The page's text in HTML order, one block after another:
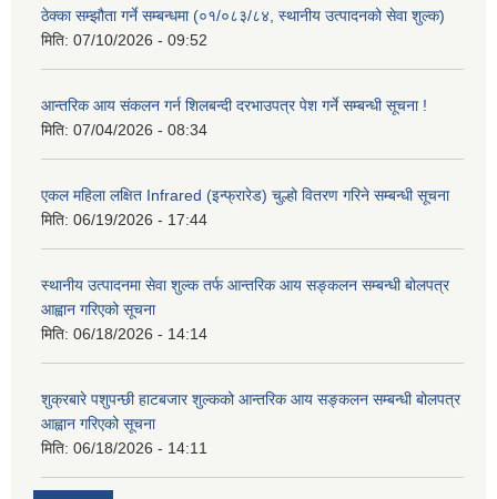
ठेक्का सम्झौता गर्ने सम्बन्धमा (०१/०८३/८४, स्थानीय उत्पादनको सेवा शुल्क)
मिति: 07/10/2026 - 09:52
आन्तरिक आय संकलन गर्न शिलबन्दी दरभाउपत्र पेश गर्ने सम्बन्धी सूचना !
मिति: 07/04/2026 - 08:34
एकल महिला लक्षित Infrared (इन्फ्रारेड) चुल्हो वितरण गरिने सम्बन्धी सूचना
मिति: 06/19/2026 - 17:44
स्थानीय उत्पादनमा सेवा शुल्क तर्फ आन्तरिक आय सङ्कलन सम्बन्धी बोलपत्र
आह्वान गरिएको सूचना
मिति: 06/18/2026 - 14:14
शुक्रबारे पशुपन्छी हाटबजार शुल्कको आन्तरिक आय सङ्कलन सम्बन्धी बोलपत्र
आह्वान गरिएको सूचना
मिति: 06/18/2026 - 14:11